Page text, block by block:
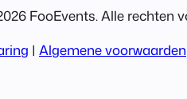
FooEvents. Alle rechten
| Algemene voorwaarden